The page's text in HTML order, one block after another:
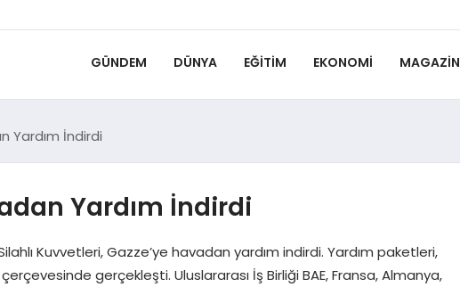
GÜNDEM DÜNYA EĞITIM EKONOMI MAGAZIN
Yardım İndirdi
Yardım İndirdi
Kuvvetleri, Gazze’ye havadan yardım indirdi. Yardım paketleri,
gerçekleşti. Uluslararası İş Birliği BAE, Fransa, Almanya,